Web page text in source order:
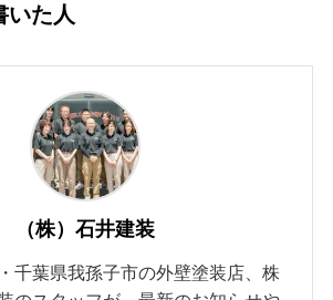
いた人
（株）石井建装
千葉県我孫子市の外壁塗装店、株